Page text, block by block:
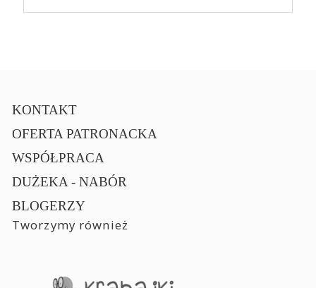
KONTAKT
OFERTA PATRONACKA
WSPÓŁPRACA
DUŻEKA - NABÓR
BLOGERZY
Tworzymy również